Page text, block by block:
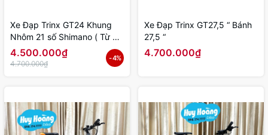
Xe Đạp Trinx GT24 Khung
Nhôm 21 số Shimano ( Từ 9
đến 15 tuổi )
4.500.000₫
4.700.000₫
- 4%
Xe Đạp Trinx GT27,5 “ Bánh
27,5 “
4.700.000₫